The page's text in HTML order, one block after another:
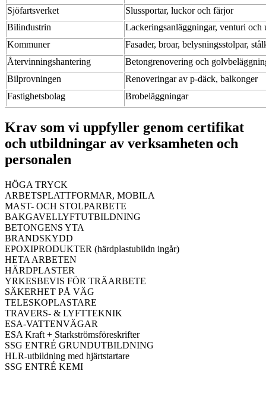
Sjöfartsverket
Slussportar, luckor och färjor
Bilindustrin
Lackeringsanläggningar, venturi och
Kommuner
Fasader, broar, belysningsstolpar,
Återvinningshantering
Betongrenovering och
Bilprovningen
Renoveringar av p-däck, balkonger
Fastighetsbolag
Brobeläggningar
Krav som vi uppfyller genom certifikat
och utbildningar av verksamheten och
personalen
HÖGA TRYCK
ARBETSPLATTFORMAR, MOBILA
MAST- OCH STOLPARBETE
BAKGAVELLYFTUTBILDNING
BETONGENS YTA
BRANDSKYDD
EPOXIPRODUKTER (härdplastubildn ingår)
HETA ARBETEN
HÄRDPLASTER
YRKESBEVIS FÖR TRÄARBETE
SÄKERHET PÅ VÄG
TELESKOPLASTARE
TRAVERS- & LYFTTEKNIK
ESA-VATTENVÄGAR
ESA Kraft + Starkströmsföreskrifter
SSG ENTRÉ GRUNDUTBILDNING
HLR-utbildning med hjärtstartare
SSG ENTRÉ KEMI